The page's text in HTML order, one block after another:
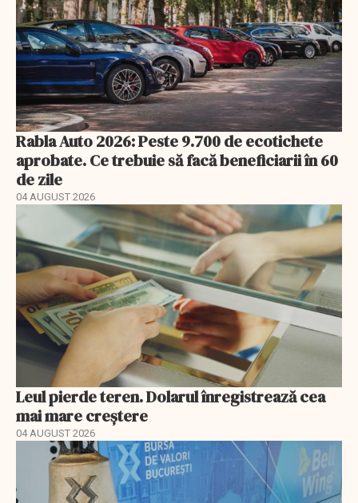
Rabla Auto 2026: Peste 9.700 de ecotichete
aprobate. Ce trebuie să facă beneficiarii în 60
de zile
04 AUGUST 2026
Leul pierde teren. Dolarul înregistrează cea
mai mare creștere
04 AUGUST 2026